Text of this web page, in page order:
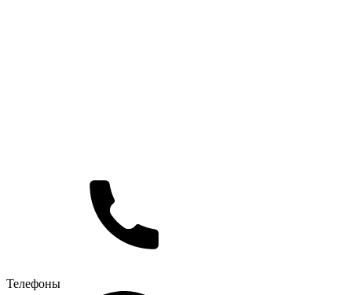
Телефоны